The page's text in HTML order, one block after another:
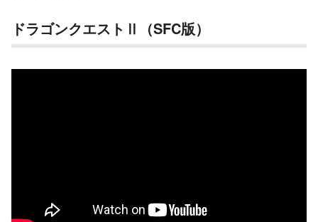
ドラゴンクエストⅡ（SFC版）